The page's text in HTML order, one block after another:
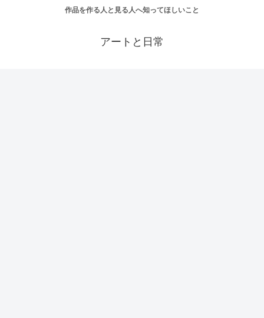
作品を作る人と見る人へ知ってほしいこと
アートと日常